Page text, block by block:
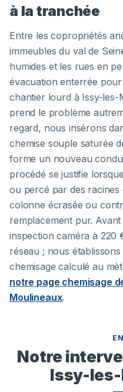
à la tranchée
Entre les copropriétés
immeubles du val de
humides et les rues en
évacuation enterrée
chantier lourd à Issy-les-
prend le problème
regard, nous insérons
chemise souple saturée
forme un nouveau
procédé se justifie
ou percé par des
colonne écrasée ou
remplacement pur.
inspection caméra à 220
réseau ; nous
chemisage calculé au
notre page chemisage
Moulineaux.
Notre
Issy-